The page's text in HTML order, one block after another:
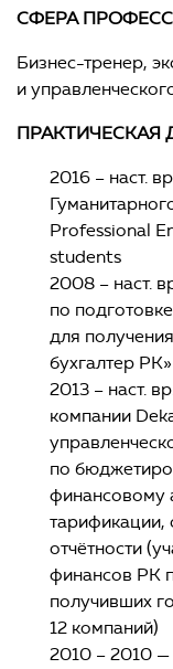
СФЕРА
Бизнес-тренер,
и
ПРАКТИЧЕСКАЯ
2016 – наст.
Professional
students
2008 – наст.
по
для
бухгалтер РК»
2013 – наст.
компании
по
финансовому
тарификации,
отчётности
финансов РК
получивших
12 компаний)
2010 – 2010 —